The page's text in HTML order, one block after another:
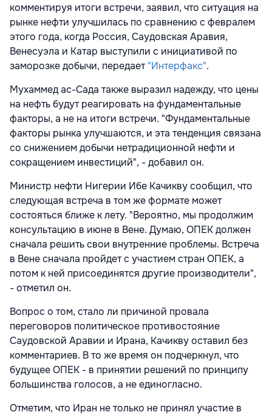
комментируя итоги встречи, заявил, что ситуация на
рынке нефти улучшилась по сравнению с февралем
этого года, когда Россия, Саудовская Аравия,
Венесуэла и Катар выступили с инициативой по
заморозке добычи, передает"Интерфакс".
Мухаммед ас-Сада также выразил надежду, что цены
на нефть будут реагировать на фундаментальные
факторы, а не на итоги встречи. "Фундаментальные
факторы рынка улучшаются, и эта тенденция связана
со снижением добычи нетрадиционной нефти и
сокращением инвестиций", - добавил он.
Министр нефти Нигерии Ибе Качикву сообщил, что
следующая встреча в том же формате может
состояться ближе к лету. "Вероятно, мы продолжим
консультацию в июне в Вене. Думаю, ОПЕК должен
сначала решить свои внутренние проблемы. Встреча
в Вене сначала пройдет с участием стран ОПЕК, а
потом к ней присоединятся другие производители",
- отметил он.
Вопрос о том, стало ли причиной провала
переговоров политическое противостояние
Саудовской Аравии и Ирана, Качикву оставил без
комментариев. В то же время он подчеркнул, что
будущее ОПЕК - в принятии решений по принципу
большинства голосов, а не единогласно.
Отметим, что Иран не только не принял участие в